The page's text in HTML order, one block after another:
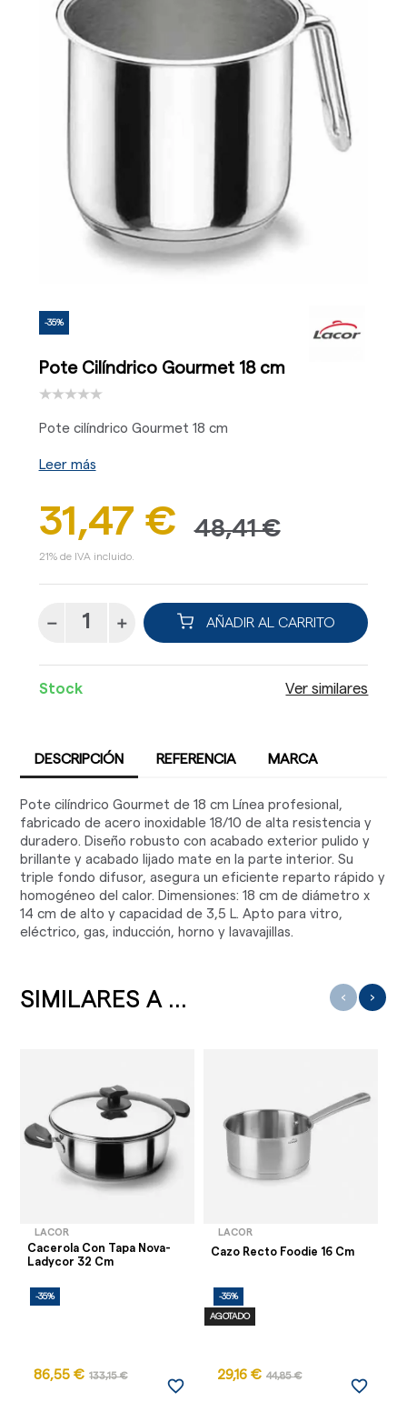
-35%
Pote Cilíndrico Gourmet 18 cm
Pote cilíndrico Gourmet 18 cm
Leer más
31,47 € 48,41 €
21% de IVA incluido.
AÑADIR AL CARRITO
Stock Ver similares
DESCRIPCIÓN REFERENCIA MARCA
Pote cilíndrico Gourmet de 18 cm Línea profesional,
fabricado de acero inoxidable 18/10 de alta resistencia y
duradero. Diseño robusto con acabado exterior pulido y
brillante y acabado lijado mate en la parte interior. Su
triple fondo difusor, asegura un eficiente reparto rápido y
homogéneo del calor. Dimensiones: 18 cm de diámetro x
14 cm de alto y capacidad de 3,5 L. Apto para vitro,
eléctrico, gas, inducción, horno y lavavajillas.
SIMILARES A ...
LACOR
Cacerola Con Tapa Nova-
Ladycor 32 Cm
-35%
86,55 € 133,15 €
favorite_border
LACOR
Cazo Recto Foodie 16 Cm
-35%
AGOTADO
29,16 € 44,85 €
favorite_border
‹ ›